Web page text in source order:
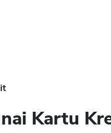
Kartu